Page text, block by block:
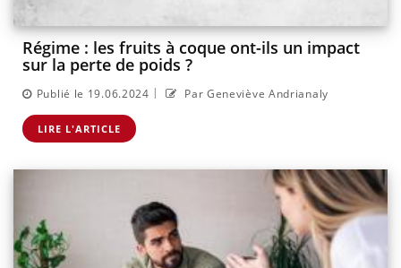
Régime : les fruits à coque ont-ils un impact
sur la perte de poids ?
Publié le 19.06.2024 | Par Geneviève Andrianaly
LIRE L'ARTICLE